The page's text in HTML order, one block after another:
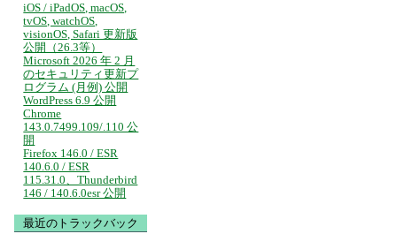
iOS / iPadOS, macOS,
tvOS, watchOS,
visionOS, Safari 更新版
公開（26.3等）
Microsoft 2026 年 2 月
のセキュリティ更新プ
ログラム (月例) 公開
WordPress 6.9 公開
Chrome
143.0.7499.109/.110 公
開
Firefox 146.0 / ESR
140.6.0 / ESR
115.31.0、Thunderbird
146 / 140.6.0esr 公開
最近のトラックバック